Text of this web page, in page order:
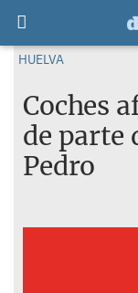
HUELVA
Coches
de parte
Pedro